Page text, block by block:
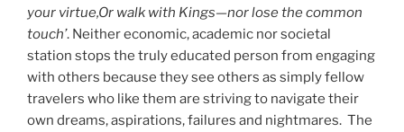
your virtue,Or walk with Kings—nor lose the common
touch’. Neither economic, academic nor societal
station stops the truly educated person from engaging
with others because they see others as simply fellow
travelers who like them are striving to navigate their
own dreams, aspirations, failures and nightmares. The